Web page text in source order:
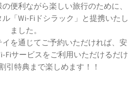
便利ながら楽しい旅行のために、
「Wi-Fiドシラック」と提携いたし
ました。
を通じてご予約いただければ、安
Fiサービスをご利用いただけるだけ
引特典まで楽しめます！！